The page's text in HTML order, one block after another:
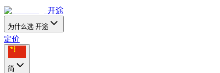
开途
为什么选 开途
定价
简